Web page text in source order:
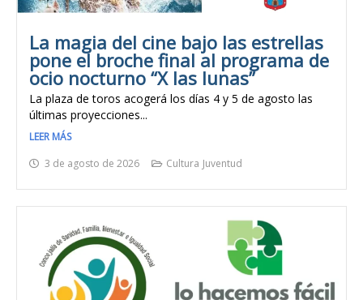
La magia del cine bajo las estrellas
pone el broche final al programa de
ocio nocturno “X las lunas”
La plaza de toros acogerá los días 4 y 5 de agosto las
últimas proyecciones...
LEER MÁS
3 de agosto de 2026
Cultura Juventud